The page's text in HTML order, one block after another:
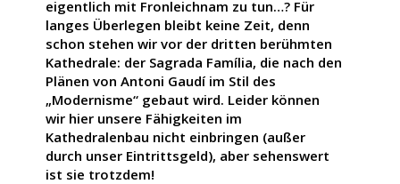
eigentlich mit Fronleichnam zu tun…? Für
langes Überlegen bleibt keine Zeit, denn
schon stehen wir vor der dritten berühmten
Kathedrale: der Sagrada Família, die nach den
Plänen von Antoni Gaudí im Stil des
„Modernisme“ gebaut wird. Leider können
wir hier unsere Fähigkeiten im
Kathedralenbau nicht einbringen (außer
durch unser Eintrittsgeld), aber sehenswert
ist sie trotzdem!